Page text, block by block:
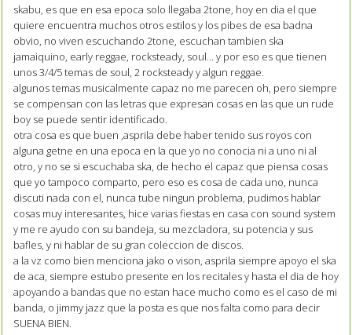
skabu, es que en esa epoca solo llegaba 2tone, hoy en dia el que
quiere encuentra muchos otros estilos y los pibes de esa badna
obvio, no viven escuchando 2tone, escuchan tambien ska
jamaiquino, early reggae, rocksteady, soul... y por eso es que tienen
unos 3/4/5 temas de soul, 2 rocksteady y algun reggae.
algunos temas musicalmente capaz no me parecen oh, pero siempre
se compensan con las letras que expresan cosas en las que un rude
boy se puede sentir identificado.
otra cosa es que buen ,asprila debe haber tenido sus royos con
alguna getne en una epoca en la que yo no conocia ni a uno ni al
otro, y no se si escuchaba ska, de hecho el capaz que piensa cosas
que yo tampoco comparto, pero eso es cosa de cada uno, nunca
discuti nada con el, nunca tube ningun problema, pudimos hablar
cosas muy interesantes, hice varias fiestas en casa con sound system
y me re ayudo con su bandeja, su mezcladora, su potencia y sus
bafles, y ni hablar de su gran coleccion de discos.
a la vz como bien menciona jako o vison, asprila siempre apoyo el ska
de aca, siempre estubo presente en los recitales y hasta el dia de hoy
apoyando a bandas que no estan hace mucho como es el caso de mi
banda, o jimmy jazz que la posta es que nos falta como para decir
SUENA BIEN.